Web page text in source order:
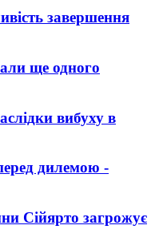
завершення
ще одного
вибуху в
дилемою -
Сійярто загрожує